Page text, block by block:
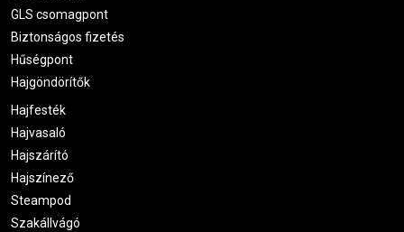
GLS csomagpont
Biztonságos fizetés
Hűségpont
Hajgöndörítők
Hajfesték
Hajvasaló
Hajszárító
Hajszínező
Steampod
Szakállvágó